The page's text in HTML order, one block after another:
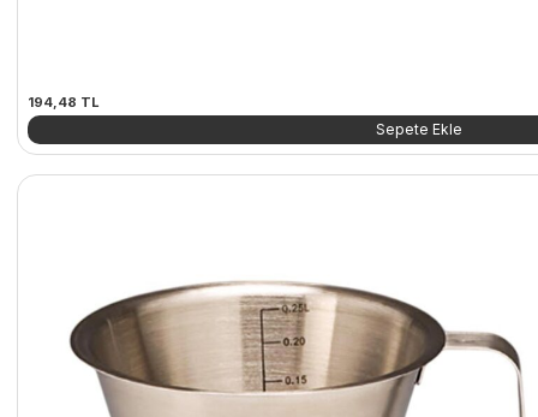
194,48 TL
Sepete Ekle